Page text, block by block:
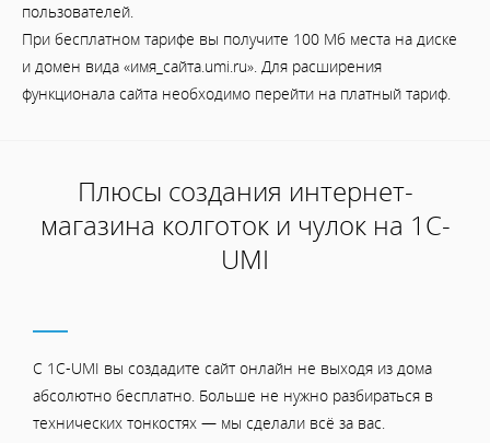
пользователей.
При бесплатном тарифе вы получите 100 Мб места на диске
и домен вида «имя_сайта.umi.ru». Для расширения
функционала сайта необходимо перейти на платный тариф.
Плюсы создания интернет-
магазина колготок и чулок на 1С-
UMI
С 1C-UMI вы создадите сайт онлайн не выходя из дома
абсолютно бесплатно. Больше не нужно разбираться в
технических тонкостях — мы сделали всё за вас.